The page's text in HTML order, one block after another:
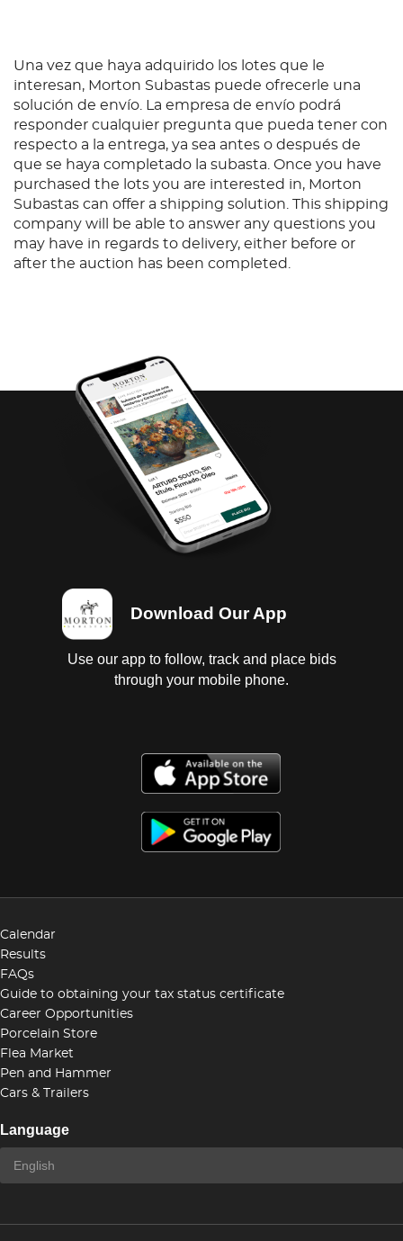
Una vez que haya adquirido los lotes que le
interesan, Morton Subastas puede ofrecerle una
solución de envío. La empresa de envío podrá
responder cualquier pregunta que pueda tener con
respecto a la entrega, ya sea antes o después de
que se haya completado la subasta. Once you have
purchased the lots you are interested in, Morton
Subastas can offer a shipping solution. This shipping
company will be able to answer any questions you
may have in regards to delivery, either before or
after the auction has been completed.
Download Our App
Use our app to follow, track and place bids
through your mobile phone.
Calendar
Results
FAQs
Guide to obtaining your tax status certificate
Career Opportunities
Porcelain Store
Flea Market
Pen and Hammer
Cars & Trailers
Language